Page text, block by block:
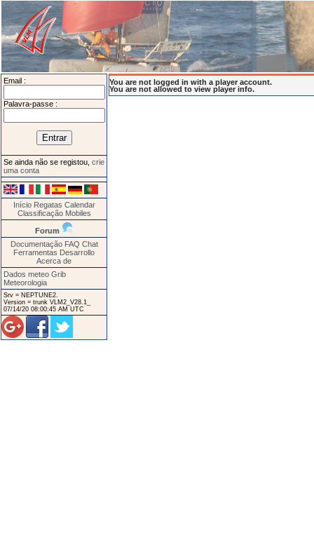
Email :
Palavra-passe :
Se ainda não se registou, crie
uma conta
Início Regatas Calendar
Classificação Mobiles
Forum
Documentação FAQ Chat
Ferramentas Desarrollo
Acerca de
Dados meteo Grib
Meteorologia
Srv = NEPTUNE2.
Version = trunk VLM2_V28.1_
07/14/20 08:00:45 AM UTC
You are not logged in with a player account.
You are not allowed to view player info.